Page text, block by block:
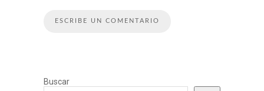
Buscar